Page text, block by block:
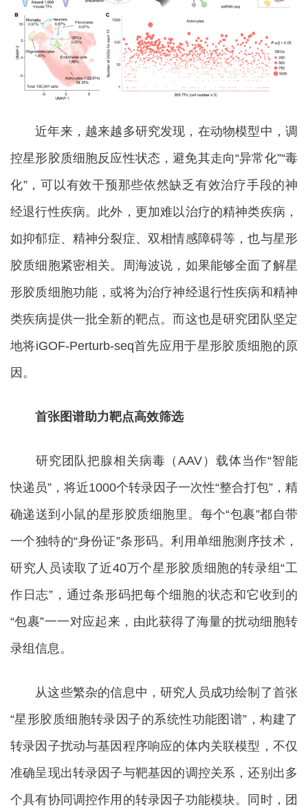
近年来，越来越多研究发现，在动物模型中，调
控星形胶质细胞反应性状态，避免其走向“异常化”“毒
化”，可以有效干预那些依然缺乏有效治疗手段的神
经退行性疾病。此外，更加难以治疗的精神类疾病，
如抑郁症、精神分裂症、双相情感障碍等，也与星形
胶质细胞紧密相关。周海波说，如果能够全面了解星
形胶质细胞功能，或将为治疗神经退行性疾病和精神
类疾病提供一批全新的靶点。而这也是研究团队坚定
地将iGOF-Perturb-seq首先应用于星形胶质细胞的原
因。
首张图谱助力靶点高效筛选
研究团队把腺相关病毒（AAV）载体当作“智能
快递员”，将近1000个转录因子一次性“整合打包”，精
确递送到小鼠的星形胶质细胞里。每个“包裹”都自带
一个独特的“身份证”条形码。利用单细胞测序技术，
研究人员读取了近40万个星形胶质细胞的转录组“工
作日志”，通过条形码把每个细胞的状态和它收到的
“包裹”一一对应起来，由此获得了海量的扰动细胞转
录组信息。
从这些繁杂的信息中，研究人员成功绘制了首张
“星形胶质细胞转录因子的系统性功能图谱”，构建了
转录因子扰动与基因程序响应的体内关联模型，不仅
准确呈现出转录因子与靶基因的调控关系，还别出多
个具有协同调控作用的转录因子功能模块。同时，团